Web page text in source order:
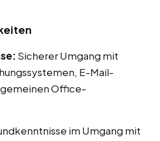
Sicherer Umgang mit
E-Mail-
Office-
im Umgang mit